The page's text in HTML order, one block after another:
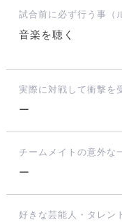
試合前に必ず行う事（
音楽を聴く
実際に対戦して衝撃を
ー
チームメイトの意外な
ー
好きな芸能人・タレン